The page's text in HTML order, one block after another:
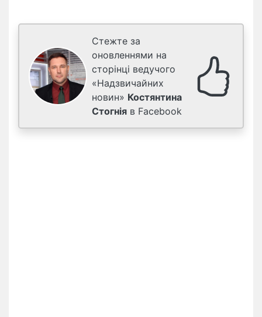
Стежте за
оновленнями на
сторінці ведучого
«Надзвичайних
новин» Костянтина
Стогнія в Facebook